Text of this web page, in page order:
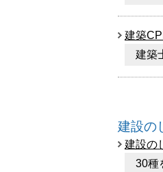
建築
建築
建設の
建設の
30種